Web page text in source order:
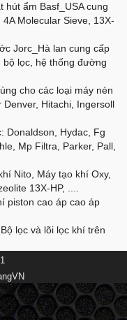
hút ẩm Basf_USA cung
Molecular Sieve, 13X-
Jorc_Hà lan cung cấp
lọc, hệ thống đường
cho các loại máy nén
Hitachi, Ingersoll
Donaldson, Hydac, Fg
Mp Filtra, Parker, Pall,
Nito, Máy tạo khí Oxy,
13X-HP, ....
piston cao áp cao áp
lọc và lõi lọc khí trên